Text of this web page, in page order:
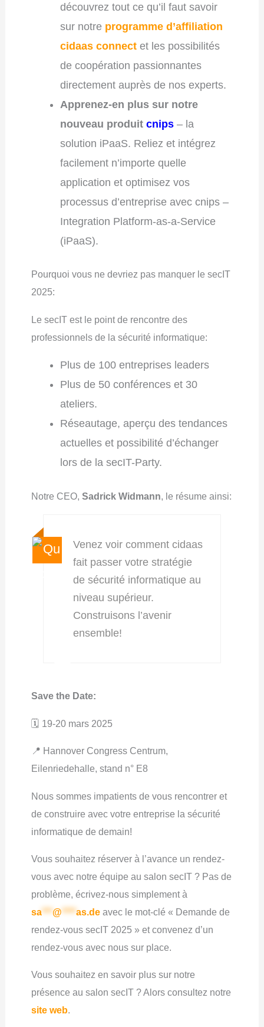
découvrez tout ce qu’il faut savoir
sur notre programme d’affiliation
cidaas connectet les possibilités
de coopération passionnantes
directement auprès de nos experts.
Apprenez-en plus sur notre
nouveau produit cnips– la
solution iPaaS. Reliez et intégrez
facilement n’importe quelle
application et optimisez vos
processus d’entreprise avec cnips –
Integration Platform-as-a-Service
(iPaaS).
Pourquoi vous ne devriez pas manquer le secIT
2025:
Le secIT est le point de rencontre des
professionnels de la sécurité informatique:
Plus de 100 entreprises leaders
Plus de 50 conférences et 30
ateliers.
Réseautage, aperçu des tendances
actuelles et possibilité d’échanger
lors de la secIT-Party.
Notre CEO, Sadrick Widmann, le résume ainsi:
Venez voir comment cidaas
fait passer votre stratégie
de sécurité informatique au
niveau supérieur.
Construisons l’avenir
ensemble!
Save the Date:
🗓 19-20 mars 2025
📍 Hannover Congress Centrum,
Eilenriedehalle, stand n° E8
Nous sommes impatients de vous rencontrer et
de construire avec votre entreprise la sécurité
informatique de demain!
Vous souhaitez réserver à l’avance un rendez-
vous avec notre équipe au salon secIT ? Pas de
problème, écrivez-nous simplement à
sa***@****as.deavec le mot-clé « Demande de
rendez-vous secIT 2025 » et convenez d’un
rendez-vous avec nous sur place.
Vous souhaitez en savoir plus sur notre
présence au salon secIT ? Alors consultez notre
site web.